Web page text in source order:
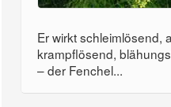
Er wirkt schleimlösend,
krampflösend,
– der Fenchel...